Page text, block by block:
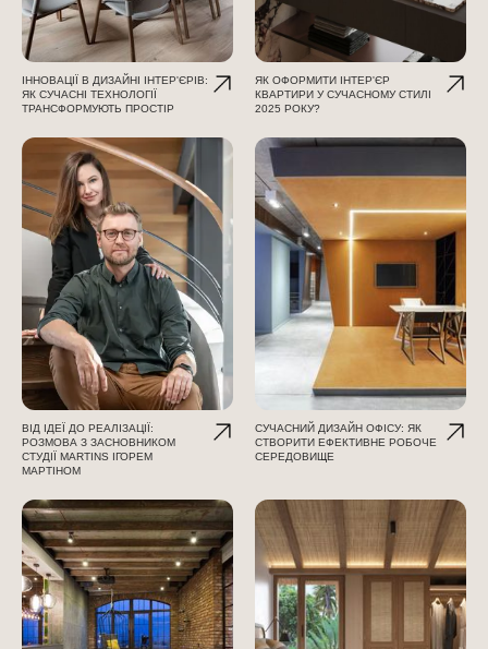
ІННОВАЦІЇ В ДИЗАЙНІ ІНТЕР'ЄРІВ:
ЯК СУЧАСНІ ТЕХНОЛОГІЇ
ТРАНСФОРМУЮТЬ ПРОСТІР
ЯК ОФОРМИТИ ІНТЕР'ЄР
КВАРТИРИ У СУЧАСНОМУ СТИЛІ
2025 РОКУ?
ВІД ІДЕЇ ДО РЕАЛІЗАЦІЇ:
РОЗМОВА З ЗАСНОВНИКОМ
СТУДІЇ MARTINS ІГОРЕМ
МАРТІНОМ
СУЧАСНИЙ ДИЗАЙН ОФІСУ: ЯК
СТВОРИТИ ЕФЕКТИВНЕ РОБОЧЕ
СЕРЕДОВИЩЕ